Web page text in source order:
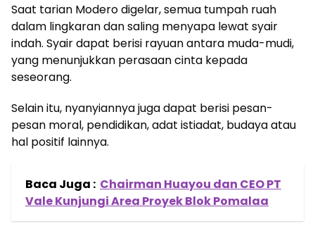
Saat tarian Modero digelar, semua tumpah ruah
dalam lingkaran dan saling menyapa lewat syair
indah. Syair dapat berisi rayuan antara muda-mudi,
yang menunjukkan perasaan cinta kepada
seseorang.
Selain itu, nyanyiannya juga dapat berisi pesan-
pesan moral, pendidikan, adat istiadat, budaya atau
hal positif lainnya.
Baca Juga : Chairman Huayou dan CEO PT
Vale Kunjungi Area Proyek Blok Pomalaa